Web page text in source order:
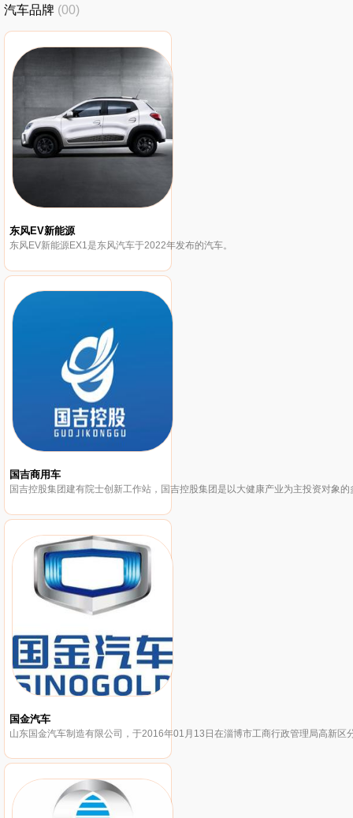
汽车品牌 (00)
东风EV新能源
东风EV新能源EX1是东风汽车于2022年发布的汽车。
国吉商用车
国吉控股集团建有院士创新工作站，国吉控股集团是以大健康产业为主投资对象的
国金汽车
山东国金汽车制造有限公司，于2016年01月13日在淄博市工商行政管理局高新区